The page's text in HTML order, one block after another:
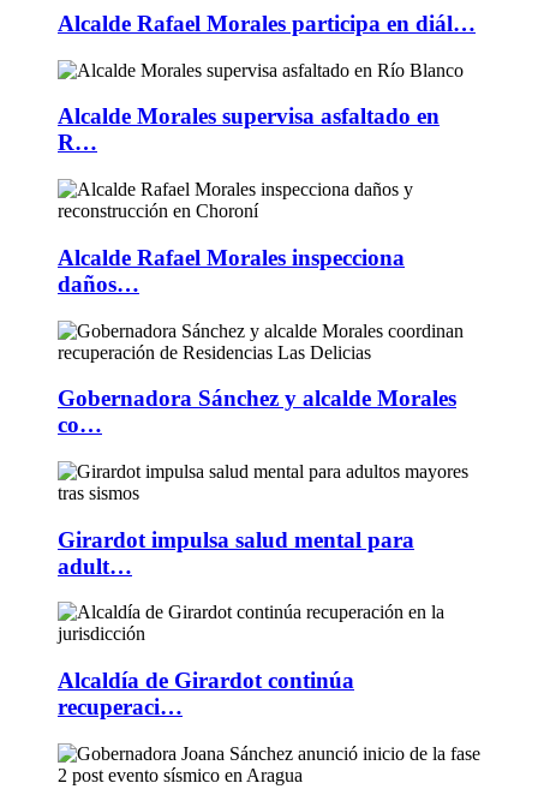
Alcalde Rafael Morales participa en diál…
Alcalde Morales supervisa asfaltado en
R…
Alcalde Rafael Morales inspecciona
daños…
Gobernadora Sánchez y alcalde Morales
co…
Girardot impulsa salud mental para
adult…
Alcaldía de Girardot continúa
recuperaci…